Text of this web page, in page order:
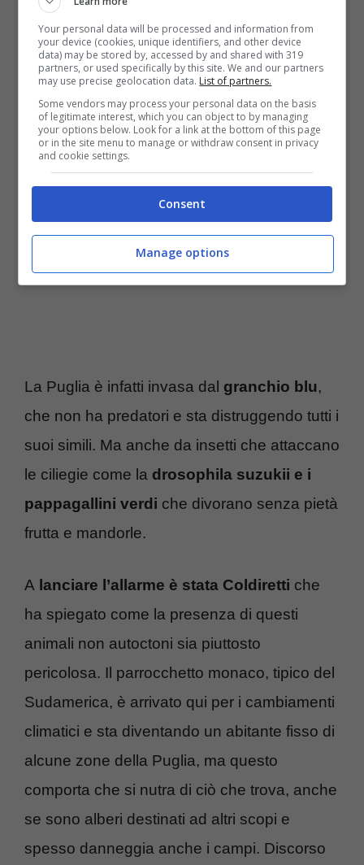
Animali alieni in Puglia cosa sta succedendo – Turiweb.it
La Puglia è infatti invasa dal granchio blu,
che non ha predatori e sta distruggendo tutti i
suoi simili. Ma anche da insetti che attaccano
le ciliegie come la drosophila suzukii e i
pappagallini verdi che divorano senza pietà
frutta e mandorle.
A lanciare l’allarme è stata Coldiretti che
ha spiegato come la presenza di questi
animali non autoctoni sia piuttosto
pericolosa. Il parrocchetto monaco, tipico del
Sudamerica, è arrivato qui per i cambiamenti
climatici e sta diventando un abitante fisso di
alcune zone della Puglia, ma questo
comporta che si nutra di ciò che trova, anche
se sono alberi destinati ad altri scopi e
spesso danneggia anche i campi. Discorso
Your personal data will be processed and information from
your device (cookies, unique identifiers, and other device
data) may be stored by, accessed by and shared with 319
partners, or used specifically by this site. We and our partners
may use precise geolocation data. List of partners.
Some vendors may process your personal data on the basis
of legitimate interest, which you can object to by managing
your options below. Look for a link at the bottom of this page
or in the site menu to manage or withdraw consent in privacy
and cookie settings.
Consent
Manage options